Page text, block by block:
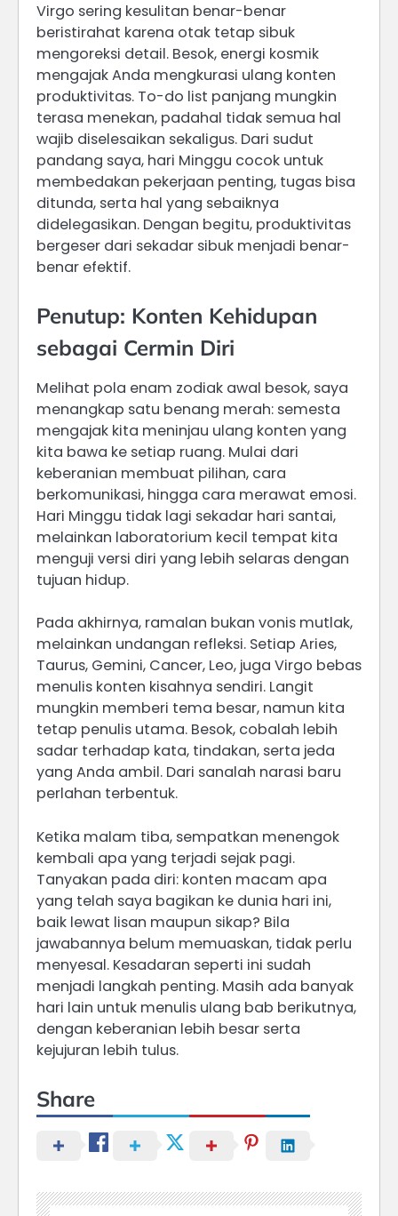
Virgo sering kesulitan benar-benar
beristirahat karena otak tetap sibuk
mengoreksi detail. Besok, energi kosmik
mengajak Anda mengkurasi ulang konten
produktivitas. To-do list panjang mungkin
terasa menekan, padahal tidak semua hal
wajib diselesaikan sekaligus. Dari sudut
pandang saya, hari Minggu cocok untuk
membedakan pekerjaan penting, tugas bisa
ditunda, serta hal yang sebaiknya
didelegasikan. Dengan begitu, produktivitas
bergeser dari sekadar sibuk menjadi benar-
benar efektif.
Penutup: Konten Kehidupan
sebagai Cermin Diri
Melihat pola enam zodiak awal besok, saya
menangkap satu benang merah: semesta
mengajak kita meninjau ulang konten yang
kita bawa ke setiap ruang. Mulai dari
keberanian membuat pilihan, cara
berkomunikasi, hingga cara merawat emosi.
Hari Minggu tidak lagi sekadar hari santai,
melainkan laboratorium kecil tempat kita
menguji versi diri yang lebih selaras dengan
tujuan hidup.
Pada akhirnya, ramalan bukan vonis mutlak,
melainkan undangan refleksi. Setiap Aries,
Taurus, Gemini, Cancer, Leo, juga Virgo bebas
menulis konten kisahnya sendiri. Langit
mungkin memberi tema besar, namun kita
tetap penulis utama. Besok, cobalah lebih
sadar terhadap kata, tindakan, serta jeda
yang Anda ambil. Dari sanalah narasi baru
perlahan terbentuk.
Ketika malam tiba, sempatkan menengok
kembali apa yang terjadi sejak pagi.
Tanyakan pada diri: konten macam apa
yang telah saya bagikan ke dunia hari ini,
baik lewat lisan maupun sikap? Bila
jawabannya belum memuaskan, tidak perlu
menyesal. Kesadaran seperti ini sudah
menjadi langkah penting. Masih ada banyak
hari lain untuk menulis ulang bab berikutnya,
dengan keberanian lebih besar serta
kejujuran lebih tulus.
Share